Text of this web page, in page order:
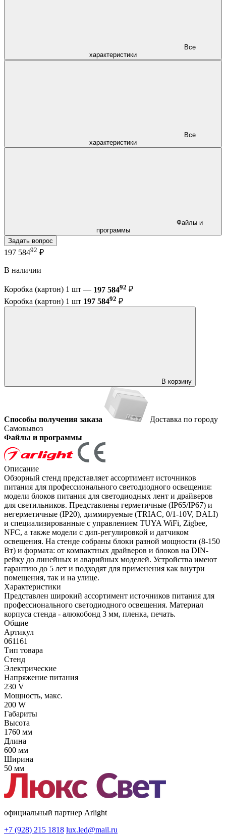
характеристики
характеристики
программы
Задать вопрос
197 58492 ₽
В наличии
Коробка (картон) 1 шт — 197 58492 ₽
Коробка (картон) 1 шт 197 58492 ₽
В корзину
Способы получения заказа
Доставка по городу
Самовывоз
Файлы и программы
Описание
Обзорный стенд представляет ассортимент источников
питания для профессионального светодиодного освещения:
модели блоков питания для светодиодных лент и драйверов
для светильников. Представлены герметичные (IP65/IP67) и
негерметичные (IP20), диммируемые (TRIAC, 0/1-10V, DALI)
и специализированные с управлением TUYA WiFi, Zigbee,
NFC, а также модели с дип-регулировкой и датчиком
освещения. На стенде собраны блоки разной мощности (8-150
Вт) и формата: от компактных драйверов и блоков на DIN-
рейку до линейных и аварийных моделей. Устройства имеют
гарантию до 5 лет и подходят для применения как внутри
помещения, так и на улице.
Характеристики
Представлен широкий ассортимент источников питания для
профессионального светодиодного освещения. Материал
корпуса стенда - алюкобонд 3 мм, пленка, печать.
Общие
Артикул
061161
Тип товара
Стенд
Электрические
Напряжение питания
230 V
Мощность, макс.
200 W
Габариты
Высота
1760 мм
Длина
600 мм
Ширина
50 мм
официальный партнер Arlight
+7 (928) 215 1818 lux.led@mail.ru